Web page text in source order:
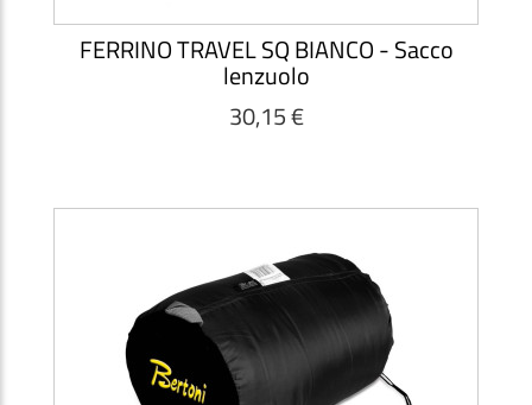
FERRINO TRAVEL SQ BIANCO - Sacco
lenzuolo
30,15 €